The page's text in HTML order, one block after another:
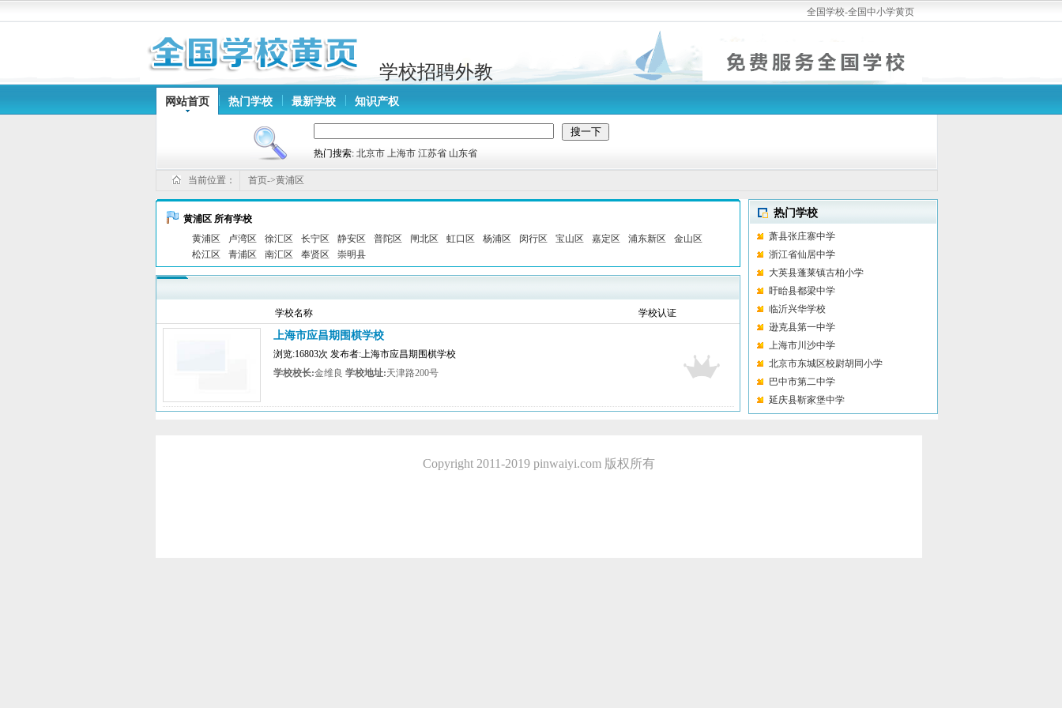
全国学校-全国中小学黄页
学校招聘外教
网站首页 热门学校 最新学校 知识产权
热门搜索: 北京市 上海市 江苏省 山东省
当前位置： 首页->黄浦区
黄浦区 所有学校
黄浦区
卢湾区 徐汇区 长宁区 静安区 普陀区 闸北区 虹口区 杨浦区 闵行区 宝山区 嘉定区 浦东新区
金山区
松江区
青浦区 南汇区 奉贤区 崇明县
学校名称 学校认证
上海市应昌期围棋学校
浏览:16803次 发布者:上海市应昌期围棋学校
学校校长:金维良 学校地址:天津路200号
热门学校
萧县张庄寨中学
浙江省仙居中学
大英县蓬莱镇古柏小学
盱眙县都梁中学
临沂兴华学校
逊克县第一中学
上海市川沙中学
北京市东城区校尉胡同小学
巴中市第二中学
延庆县靳家堡中学
Copyright 2011-2019 pinwaiyi.com 版权所有